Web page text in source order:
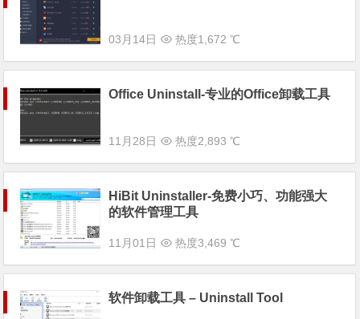
03月14日 热度1,672 ℃
Office Uninstall-专业的Office卸载工具
11月28日 热度2,893 ℃
HiBit Uninstaller-免费小巧、功能强大
的软件管理工具
11月01日 热度3,469 ℃
软件卸载工具 – Uninstall Tool